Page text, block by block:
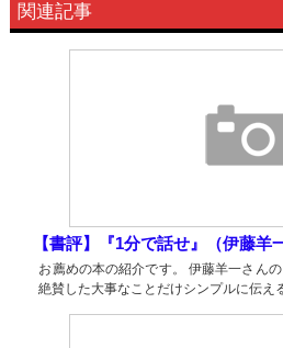
関連記事
【書評】『1分で話せ』（伊藤羊
お薦めの本の紹介です。 伊藤羊一さん
絶賛した大事なことだけシンプルに伝え